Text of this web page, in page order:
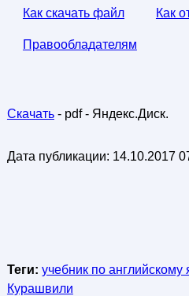
Как скачать файл Как
Правообладателям
Скачать- pdf - Яндекс.Диск.
Дата публикации: 14.10.2017
Теги: учебник по английскому
Курашвили